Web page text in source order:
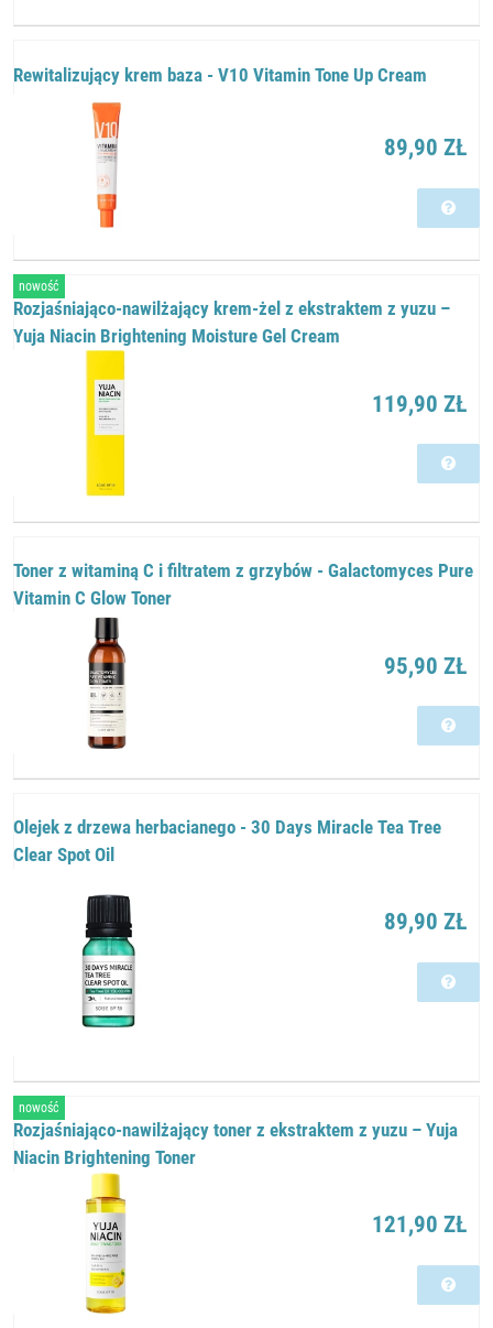
Rewitalizujący krem baza - V10 Vitamin Tone Up Cream
89,90 ZŁ
Rozjaśniająco-nawilżający krem-żel z ekstraktem z yuzu –
Yuja Niacin Brightening Moisture Gel Cream
119,90 ZŁ
nowość
Toner z witaminą C i filtratem z grzybów - Galactomyces Pure
Vitamin C Glow Toner
95,90 ZŁ
Olejek z drzewa herbacianego - 30 Days Miracle Tea Tree
Clear Spot Oil
89,90 ZŁ
Rozjaśniająco-nawilżający toner z ekstraktem z yuzu – Yuja
Niacin Brightening Toner
121,90 ZŁ
nowość